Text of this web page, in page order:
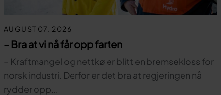
AUGUST 07, 2026
– Bra at vi nå får opp farten
– Kraftmangel og nettkø er blitt en bremsekloss for
norsk industri. Derfor er det bra at regjeringen nå
rydder opp…